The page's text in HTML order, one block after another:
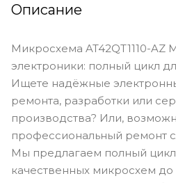
Описание
Микросхема AT42QT1110-
электроники: полный цикл
Ищете надёжные
ремонта, разработки или
производства? Или,
профессиональный ремонт
Мы предлагаем полный цикл
качественных микросхем до